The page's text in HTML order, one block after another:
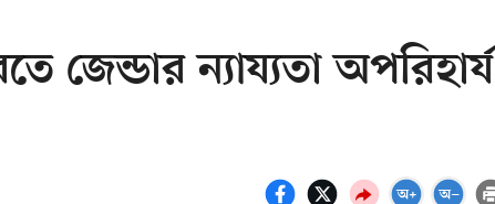
জেন্ডার ন্যায্যতা অপরিহার্য